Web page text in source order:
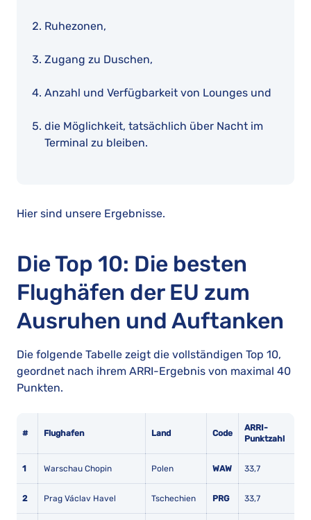
Ruhezonen,
Zugang zu Duschen,
Anzahl und Verfügbarkeit von Lounges und
die Möglichkeit, tatsächlich über Nacht im
Terminal zu bleiben.
Hier sind unsere Ergebnisse.
Die Top 10: Die besten
Flughäfen der EU zum
Ausruhen und Auftanken
Die folgende Tabelle zeigt die vollständigen Top 10,
geordnet nach ihrem ARRI-Ergebnis von maximal 40
Punkten.
# Flughafen Land Code
ARRI-
Punktzahl
1 Warschau Chopin Polen WAW 33,7
2 Prag Václav Havel Tschechien PRG 33,7